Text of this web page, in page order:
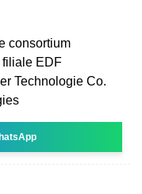
consortium
filiale EDF
Technologie Co.